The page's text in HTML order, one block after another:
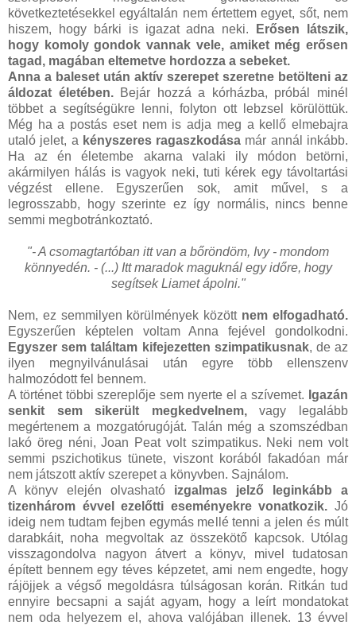
következtetésekkel egyáltalán nem értettem egyet, sőt, nem
hiszem, hogy bárki is igazat adna neki.
Erősen látszik,
hogy komoly gondok vannak vele, amiket még erősen
tagad, magában eltemetve hordozza a sebeket.
Anna a baleset után aktív szerepet szeretne betölteni az
áldozat életében.Bejár hozzá a kórházba, próbál minél
többet a segítségükre lenni, folyton ott lebzsel körülöttük.
Még ha a postás eset nem is adja meg a kellő elmebajra
utaló jelet, a kényszeres ragaszkodása már annál inkább.
Ha az én életembe akarna valaki ily módon betörni,
akármilyen hálás is vagyok neki, tuti kérek egy távoltartási
végzést ellene. Egyszerűen sok, amit művel, s a
legrosszabb, hogy szerinte ez így normális, nincs benne
semmi megbotránkoztató.
"- A csomagtartóban itt van a bőröndöm, Ivy - mondom
könnyedén. - (...) Itt maradok maguknál egy időre, hogy
segítsek Liamet ápolni."
Nem, ez semmilyen körülmények között nem elfogadható.
Egyszerűen képtelen voltam Anna fejével gondolkodni.
Egyszer sem találtam kifejezetten szimpatikusnak, de az
ilyen megnyilvánulásai után egyre több ellenszenv
halmozódott fel bennem.
A történet többi szereplője sem nyerte el a szívemet. Igazán
senkit sem sikerült megkedvelnem,vagy legalább
megértenem a mozgatórugóját. Talán még a szomszédban
lakó öreg néni, Joan Peat volt szimpatikus. Neki nem volt
semmi pszichotikus tünete, viszont korából fakadóan már
nem játszott aktív szerepet a könyvben. Sajnálom.
A könyv elején olvasható izgalmas jelző leginkább a
tizenhárom évvel ezelőtti eseményekre vonatkozik. Jó
ideig nem tudtam fejben egymás mellé tenni a jelen és múlt
darabkáit, noha megvoltak az összekötő kapcsok. Utólag
visszagondolva nagyon átvert a könyv, mivel tudatosan
épített bennem egy téves képzetet, ami nem engedte, hogy
rájöjjek a végső megoldásra túlságosan korán. Ritkán tud
ennyire becsapni a saját agyam, hogy a leírt mondatokat
nem oda helyezem el, ahova valójában illenek. 13 évvel